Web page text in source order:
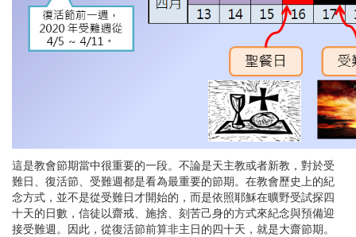
這是教會節期當中很重要的一段。不論是天主教或者新教，對於受
難日、復活節、受難週都是看為最重要的節期。在教會歷史上的紀
念方式，並不是從受難日才開始的，而是依照耶穌在曠野受試探四
十天的日數，信徒以齋戒、施捨、刻苦己身的方式來紀念與預備迎
接受難週。因此，從復活節前算非主日的四十天，就是大齋節期。